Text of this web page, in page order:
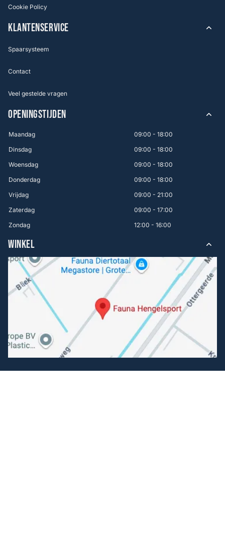
Cookie Policy
KLANTENSERVICE
Spaarsysteem
Contact
Veel gestelde vragen
OPENINGSTIJDEN
Maandag
09:00 - 18:00
Dinsdag
09:00 - 18:00
Woensdag
09:00 - 18:00
Donderdag
09:00 - 18:00
Vrijdag
09:00 - 21:00
Zaterdag
09:00 - 17:00
Zondag
12:00 - 16:00
WINKEL